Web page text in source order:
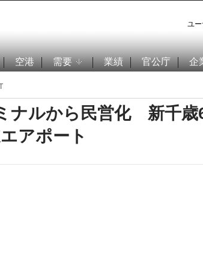
ユー
空港 需要 業績 官公庁 企
ナルから民営化 新千歳
アポート